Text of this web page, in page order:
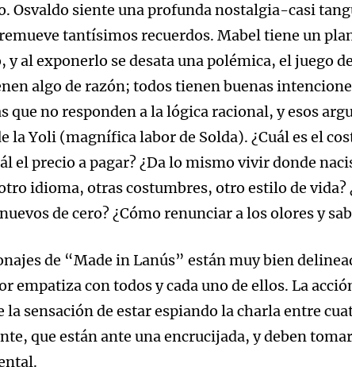
Osvaldo siente una profunda nostalgia-casi
tantísimos recuerdos. Mabel tiene un
y al exponerlo se desata una polémica, el juego
algo de razón; todos tienen buenas
que no responden a la lógica racional, y esos
la Yoli (magnífica labor de Solda). ¿Cuál es el
el precio a pagar? ¿Da lo mismo vivir donde
idioma, otras costumbres, otro estilo de vida?
de cero? ¿Cómo renunciar a los olores y
de “Made in Lanús” están muy bien
empatiza con todos y cada uno de ellos. La
la sensación de estar espiando la charla entre
que están ante una encrucijada, y deben